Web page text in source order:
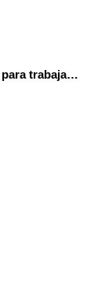
Instala MakeCode Arcade para trabajar offline en tu tablet, ordenador, Chromebook